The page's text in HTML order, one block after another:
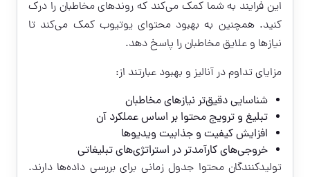
این فرایند به شما کمک می‌کند که روندهای مخاطبان را درک
کنید. همچنین به بهبود محتوای یوتیوب کمک می‌کند تا
نیازها و علایق مخاطبان را پاسخ دهد.
مزایای تداوم در آنالیز و بهبود عبارتند از:
شناسایی دقیق‌تر نیازهای مخاطبان
تبلیغ و ترویج محتوا بر اساس عملکرد آن
افزایش کیفیت و جذابیت ویدیوها
خروجی‌های کارآمدتر در استراتژی‌های تبلیغاتی
تولیدکنندگان محتوا جدول زمانی برای بررسی داده‌ها دارند.